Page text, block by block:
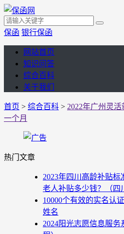
保函 银行保函
网站首页
知识问答
综合百科
关于我们
首页 > 综合百科 > 2022年广州灵
一个月
热门文章
2023年四川高龄补贴标
老人补贴多少钱？（四
10000个有效的实名认
姓名
2024阳光志愿信息服